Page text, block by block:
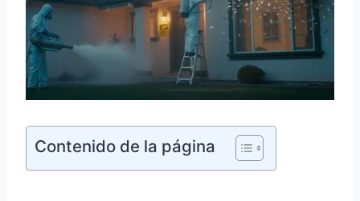
Contenido de la página